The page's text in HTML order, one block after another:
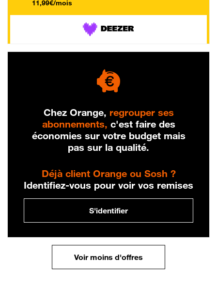
11,99€/mois
Chez Orange, regrouper ses
abonnements, c'est faire des
économies sur votre budget mais
pas sur la qualité.
Déjà client Orange ou Sosh ?
Identifiez-vous pour voir vos remises
S'identifier
Voir moins d'offres